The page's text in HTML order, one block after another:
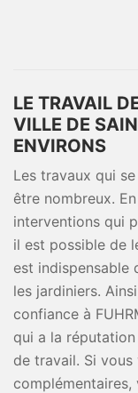
LE TRAVAIL
VILLE DE
ENVIRONS
Les travaux qui
être nombreux.
interventions qui
il est possible de
est indispensable
les jardiniers.
confiance à
qui a la
de travail. Si